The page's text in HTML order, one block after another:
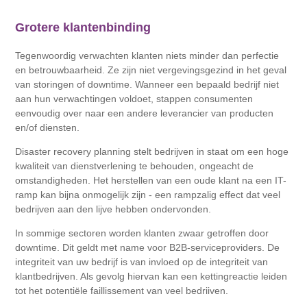
Grotere klantenbinding
Tegenwoordig verwachten klanten niets minder dan perfectie
en betrouwbaarheid. Ze zijn niet vergevingsgezind in het geval
van storingen of downtime. Wanneer een bepaald bedrijf niet
aan hun verwachtingen voldoet, stappen consumenten
eenvoudig over naar een andere leverancier van producten
en/of diensten.
Disaster recovery planning stelt bedrijven in staat om een ​​hoge
kwaliteit van dienstverlening te behouden, ongeacht de
omstandigheden. Het herstellen van een oude klant na een IT-
ramp kan bijna onmogelijk zijn - een rampzalig effect dat veel
bedrijven aan den lijve hebben ondervonden.
In sommige sectoren worden klanten zwaar getroffen door
downtime. Dit geldt met name voor B2B-serviceproviders. De
integriteit van uw bedrijf is van invloed op de integriteit van
klantbedrijven. Als gevolg hiervan kan een kettingreactie leiden
tot het potentiële faillissement van veel bedrijven.